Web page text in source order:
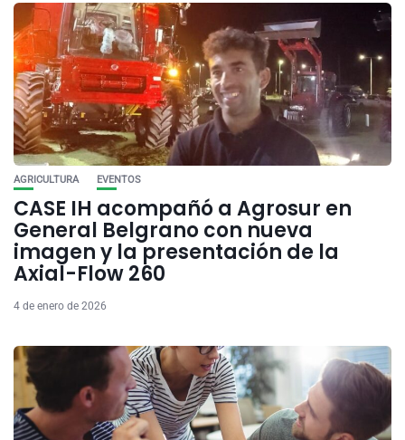
AGRICULTURA EVENTOS
CASE IH acompañó a Agrosur en
General Belgrano con nueva
imagen y la presentación de la
Axial-Flow 260
4 de enero de 2026